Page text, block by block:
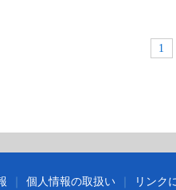
1
個人情報の取扱い リンク